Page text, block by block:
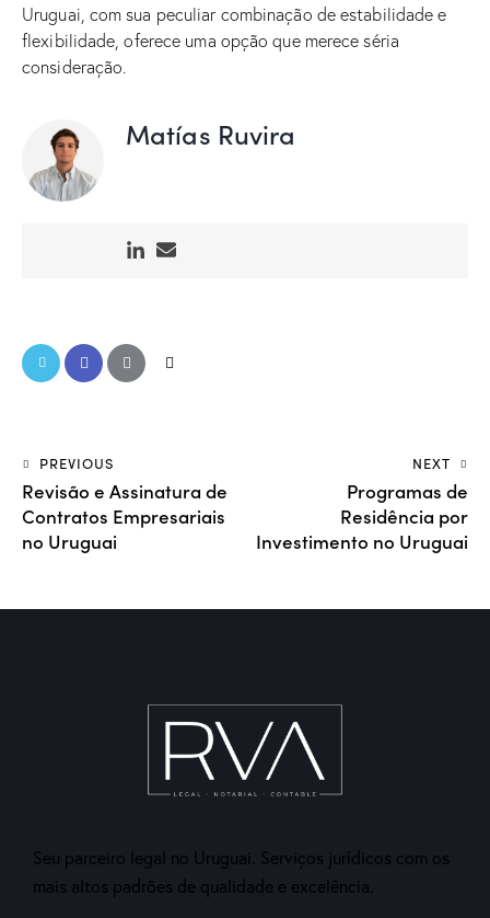
Uruguai, com sua peculiar combinação de estabilidade e
flexibilidade, oferece uma opção que merece séria
consideração.
Matías Ruvira
PREVIOUS
Revisão e Assinatura de
Contratos Empresariais
no Uruguai
NEXT
Programas de
Residência por
Investimento no Uruguai
Seu parceiro legal no Uruguai. Serviços jurídicos com os
mais altos padrões de qualidade e excelência.